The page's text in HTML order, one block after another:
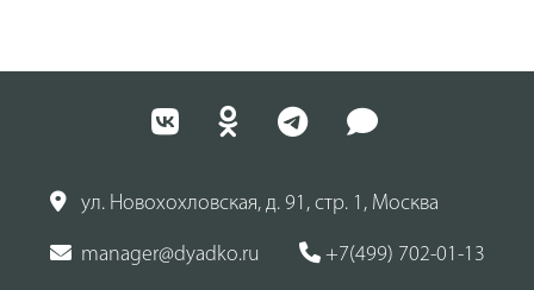
ул. Новохохловская, д. 91, стр. 1, Москва
manager@dyadko.ru +7(499) 702-01-13